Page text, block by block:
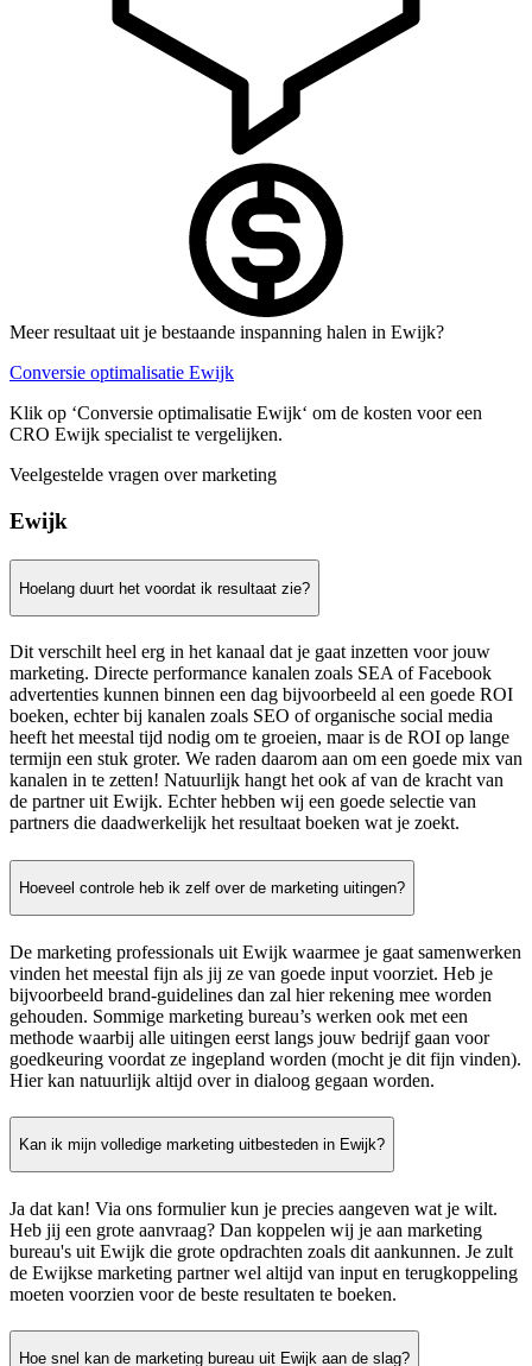
Meer resultaat uit je bestaande inspanning halen in Ewijk?
Conversie optimalisatie Ewijk
Klik op ‘Conversie optimalisatie Ewijk‘ om de kosten voor een
CRO Ewijk specialist te vergelijken.
Veelgestelde vragen over marketing
Ewijk
Hoelang duurt het voordat ik resultaat zie?
Dit verschilt heel erg in het kanaal dat je gaat inzetten voor jouw
marketing. Directe performance kanalen zoals SEA of Facebook
advertenties kunnen binnen een dag bijvoorbeeld al een goede ROI
boeken, echter bij kanalen zoals SEO of organische social media
heeft het meestal tijd nodig om te groeien, maar is de ROI op lange
termijn een stuk groter. We raden daarom aan om een goede mix van
kanalen in te zetten! Natuurlijk hangt het ook af van de kracht van
de partner uit Ewijk. Echter hebben wij een goede selectie van
partners die daadwerkelijk het resultaat boeken wat je zoekt.
Hoeveel controle heb ik zelf over de marketing uitingen?
De marketing professionals uit Ewijk waarmee je gaat samenwerken
vinden het meestal fijn als jij ze van goede input voorziet. Heb je
bijvoorbeeld brand-guidelines dan zal hier rekening mee worden
gehouden. Sommige marketing bureau’s werken ook met een
methode waarbij alle uitingen eerst langs jouw bedrijf gaan voor
goedkeuring voordat ze ingepland worden (mocht je dit fijn vinden).
Hier kan natuurlijk altijd over in dialoog gegaan worden.
Kan ik mijn volledige marketing uitbesteden in Ewijk?
Ja dat kan! Via ons formulier kun je precies aangeven wat je wilt.
Heb jij een grote aanvraag? Dan koppelen wij je aan marketing
bureau's uit Ewijk die grote opdrachten zoals dit aankunnen. Je zult
de Ewijkse marketing partner wel altijd van input en terugkoppeling
moeten voorzien voor de beste resultaten te boeken.
Hoe snel kan de marketing bureau uit Ewijk aan de slag?